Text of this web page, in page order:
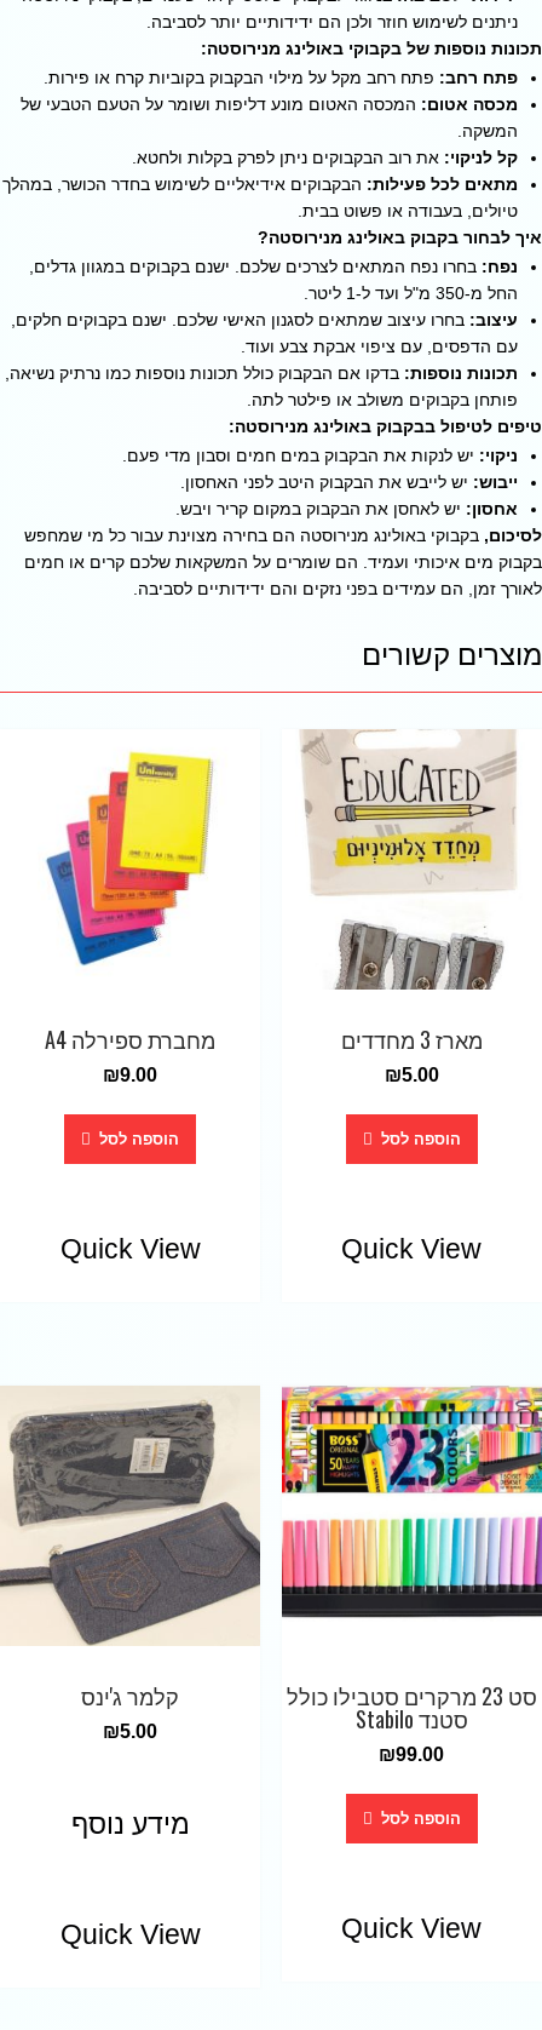
ניתנים לשימוש חוזר ולכן הם ידידותיים יותר לסביבה.
תכונות נוספות של בקבוקי באולינג מנירוסטה:
פתח רחב: פתח רחב מקל על מילוי הבקבוק בקוביות קרח או פירות.
מכסה אטום: המכסה האטום מונע דליפות ושומר על הטעם הטבעי של
המשקה.
קל לניקוי: את רוב הבקבוקים ניתן לפרק בקלות ולחטא.
מתאים לכל פעילות: הבקבוקים אידיאליים לשימוש בחדר הכושר, במהלך
טיולים, בעבודה או פשוט בבית.
איך לבחור בקבוק באולינג מנירוסטה?
נפח: בחרו נפח המתאים לצרכים שלכם. ישנם בקבוקים במגוון גדלים,
החל מ-350 מ"ל ועד ל-1 ליטר.
עיצוב: בחרו עיצוב שמתאים לסגנון האישי שלכם. ישנם בקבוקים חלקים,
עם הדפסים, עם ציפוי אבקת צבע ועוד.
תכונות נוספות: בדקו אם הבקבוק כולל תכונות נוספות כמו נרתיק נשיאה,
פותחן בקבוקים משולב או פילטר לתה.
טיפים לטיפול בבקבוק באולינג מנירוסטה:
ניקוי: יש לנקות את הבקבוק במים חמים וסבון מדי פעם.
ייבוש: יש לייבש את הבקבוק היטב לפני האחסון.
אחסון: יש לאחסן את הבקבוק במקום קריר ויבש.
לסיכום, בקבוקי באולינג מנירוסטה הם בחירה מצוינת עבור כל מי שמחפש
בקבוק מים איכותי ועמיד. הם שומרים על המשקאות שלכם קרים או חמים
לאורך זמן, הם עמידים בפני נזקים והם ידידותיים לסביבה.
מוצרים קשורים
מארז 3 מחדדים
₪5.00
הוספה לסל
Quick View
מחברת ספירלה A4
₪9.00
הוספה לסל
Quick View
סט 23 מרקרים סטבילו כולל
סטנד Stabilo
₪99.00
הוספה לסל
Quick View
קלמר ג'ינס
₪5.00
מידע נוסף
Quick View